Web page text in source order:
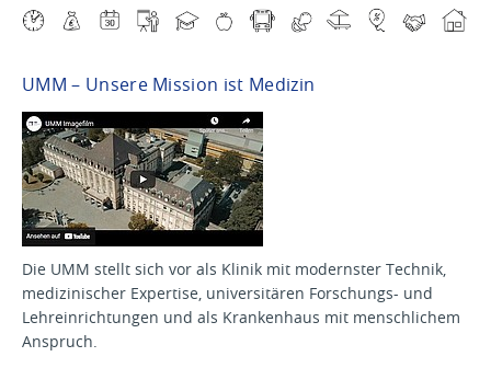
UMM – Unsere Mission ist Medizin
Die UMM stellt sich vor als Klinik mit modernster Technik,
medizinischer Expertise, universitären Forschungs- und
Lehreinrichtungen und als Krankenhaus mit menschlichem
Anspruch.